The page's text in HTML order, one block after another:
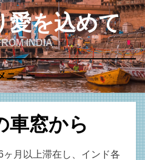
愛を込めて
INDIA
ニュー
車窓から
投稿者admin
投 2022-01-06
月以上滞在し、インド各